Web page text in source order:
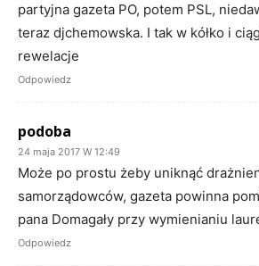
partyjna gazeta PO, potem PSL,
teraz djchemowska. I tak w kółko i
rewelacje
Odpowiedz
podoba
24 maja 2017 W 12:49
Może po prostu żeby uniknąć
samorządowców, gazeta powinna
pana Domagały przy wymienianiu
Odpowiedz